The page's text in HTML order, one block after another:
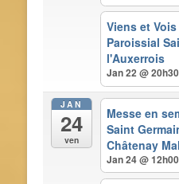
Viens et
Paroissial
l'Auxerrois
Jan 22 @
JAN
24
ven
Messe en
Saint
Châtenay
Jan 24 @